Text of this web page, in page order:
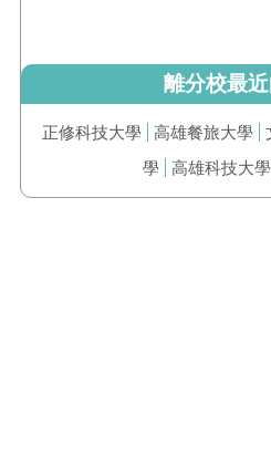
離分校最
正修科技大學 高雄餐旅大學
學
高雄科技大